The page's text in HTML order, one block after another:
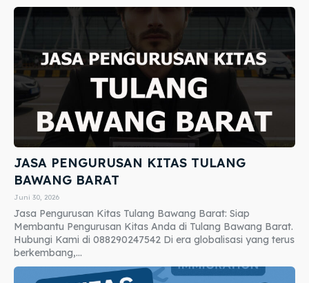
JASA PENGURUSAN KITAS TULANG
BAWANG BARAT
Juni 30, 2026
Jasa Pengurusan Kitas Tulang Bawang Barat: Siap
Membantu Pengurusan Kitas Anda di Tulang Bawang Barat.
Hubungi Kami di 088290247542 Di era globalisasi yang terus
berkembang,...